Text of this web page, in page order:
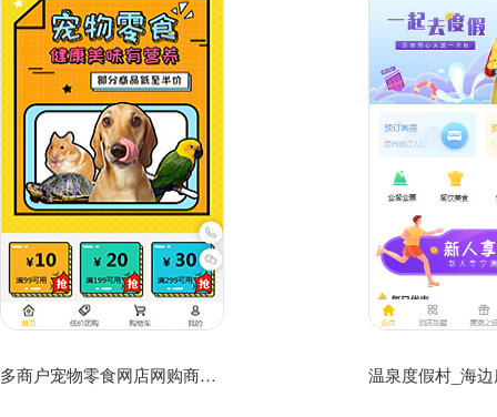
多商户宠物零食网店网购商城小程序模板